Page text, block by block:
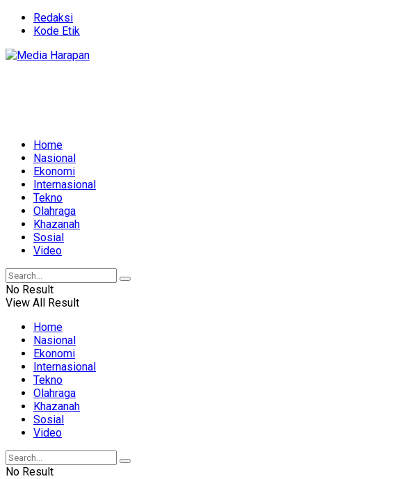
Redaksi
Kode Etik
Home
Nasional
Ekonomi
Internasional
Tekno
Olahraga
Khazanah
Sosial
Video
No Result
View All Result
Home
Nasional
Ekonomi
Internasional
Tekno
Olahraga
Khazanah
Sosial
Video
No Result